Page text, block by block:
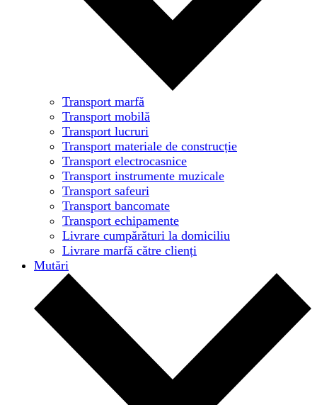
Transport marfă
Transport mobilă
Transport lucruri
Transport materiale de construcție
Transport electrocasnice
Transport instrumente muzicale
Transport safeuri
Transport bancomate
Transport echipamente
Livrare cumpărături la domiciliu
Livrare marfă către clienți
Mutări